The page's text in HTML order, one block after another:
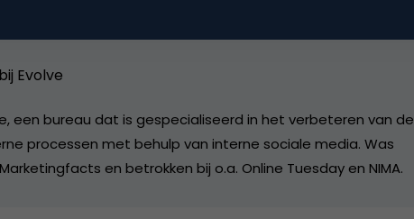
Evolve
een bureau dat is gespecialiseerd in het verbeteren van de
processen met behulp van interne sociale media. Was
en betrokken bij o.a. Online Tuesday en NIMA.